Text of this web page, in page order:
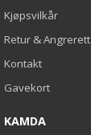
Kjøpsvilkår
Retur & Angrerett
Kontakt
Gavekort
KAMDA